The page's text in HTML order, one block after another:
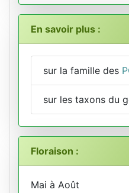
En savoir plus :
sur la famille des
sur les taxons du
Floraison :
Mai à Août